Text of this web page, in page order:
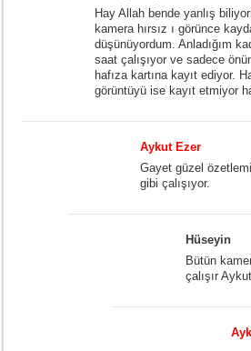
Hay Allah bende yanlış
kamera hırsız ı görünce
düşünüyordum. Anladığım
saat çalışıyor ve sadece
hafıza kartına kayıt ediyor.
görüntüyü ise kayıt etmiyor
Aykut Ezer
Gayet güzel
gibi çalışıyor.
Hüseyin
Bütün
çalışır